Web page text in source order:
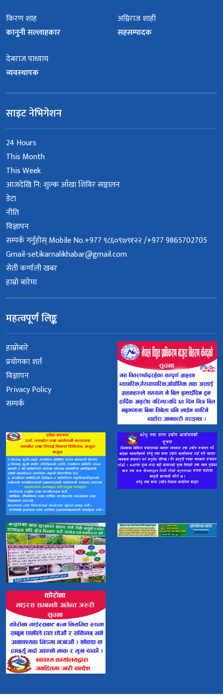
किरण शाह
कानुनी सल्लाहकार
अग्निराज शाही
सहसम्पादक
देबराज पाध्याय
व्यवस्थापक
साइट नेभिगेशन
24 Hours
This Month
This Week
आजदेखि नि: शुल्क आँखा शिविर सञ्चालन
डेटा
नीति
विज्ञापन
सम्पर्क गर्नुहोस् Mobile No.+977 ९८६०९७९१२२ /+977 9865702705
Gmail-setikarnalikhabar@gmail.com
सेती कर्णाली खबर
हाम्रो बारेमा
महत्वपूर्ण लिङ्क
हाम्रोबारे
प्रयोगका शर्त
विज्ञापन
Privacy Policy
सम्पर्क